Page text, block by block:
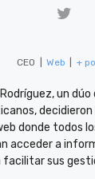
CEO Web +
un
donde todos
acceder a
sus